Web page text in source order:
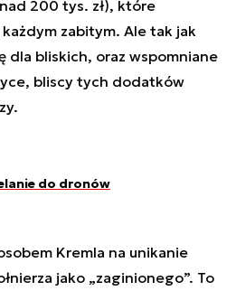
200 tys. zł), które
zabitym. Ale tak jak
dla bliskich, oraz wspomniane
bliscy tych dodatków
do dronów
Kremla na unikanie
jako „zaginionego”. To